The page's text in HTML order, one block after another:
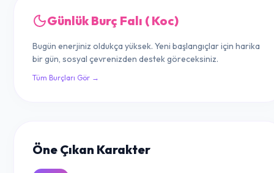
Günlük Burç Falı ( Koc)
Bugün enerjiniz oldukça yüksek. Yeni başlangıçlar için harika
bir gün, sosyal çevrenizden destek göreceksiniz.
Tüm Burçları Gör →
Öne Çıkan Karakter